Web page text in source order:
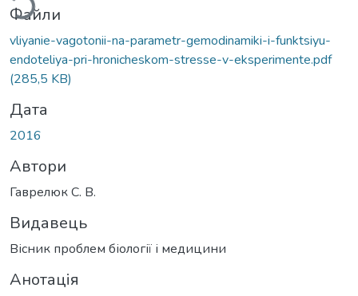
Файли
vliyanie-vagotonii-na-parametr-gemodinamiki-i-funktsiyu-
endoteliya-pri-hronicheskom-stresse-v-eksperimente.pdf
(285,5 KB)
Дата
2016
Автори
Гаврелюк С. В.
Видавець
Вісник проблем біології і медицини
Анотація